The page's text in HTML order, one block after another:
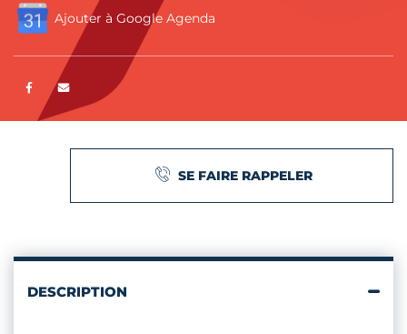
Ajouter à Google Agenda
Partager sur Facebook
ENVOYER PAR E-MAIL
SE FAIRE RAPPELER
DESCRIPTION